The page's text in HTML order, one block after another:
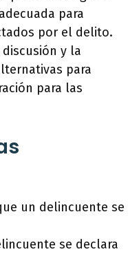
para
por el delito.
y la
para
para las
un delincuente se
se declara